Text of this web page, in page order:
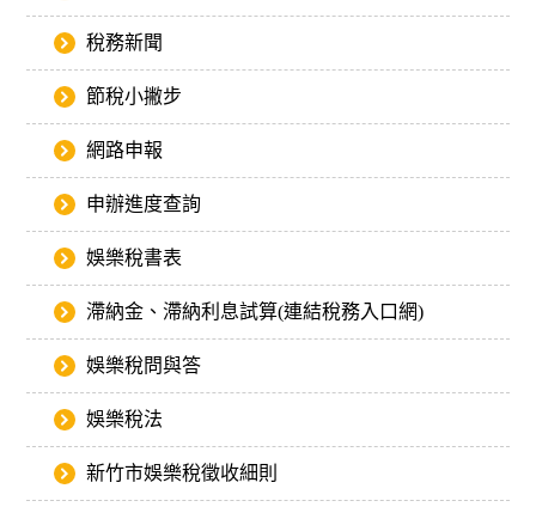
稅務新聞
節稅小撇步
網路申報
申辦進度查詢
娛樂稅書表
滯納金、滯納利息試算(連結稅務入口網)
娛樂稅問與答
娛樂稅法
新竹市娛樂稅徵收細則